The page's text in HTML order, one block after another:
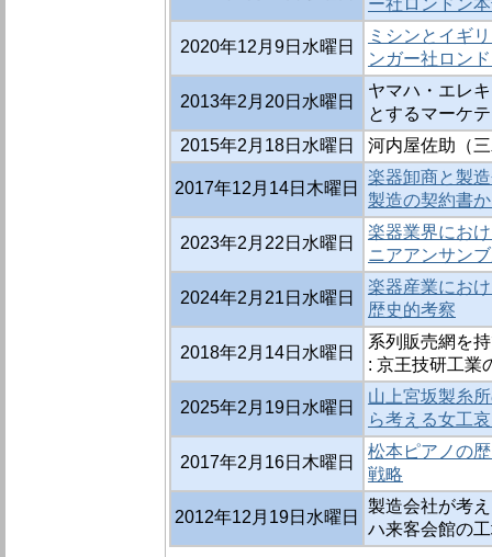
ー社ロンドン
2020年12月9日水曜日
ミシンとイギ
ンガー社ロン
2013年2月20日水曜日
ヤマハ・エレ
とするマーケ
2015年2月18日水曜日
河内屋佐助（
2017年12月14日木曜日
楽器卸商と製
製造の契約書
2023年2月22日水曜日
楽器業界にお
ニアアンサン
2024年2月21日水曜日
楽器産業にお
歴史的考察
2018年2月14日水曜日
系列販売網を
: 京王技研工業
2025年2月19日水曜日
山上宮坂製糸
ら考える女工
2017年2月16日木曜日
松本ピアノの
戦略
2012年12月19日水曜日
製造会社が考
ハ来客会館の